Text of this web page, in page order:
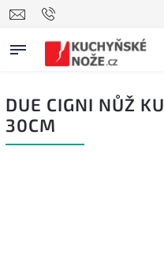
DUE CIGNI NŮŽ
30CM